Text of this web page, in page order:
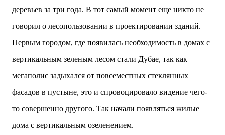
деревьев за три года. В тот самый момент еще никто не
говорил о лесопользовании в проектировании зданий.
Первым городом, где появилась необходимость в домах с
вертикальным зеленым лесом стали Дубае, так как
мегаполис задыхался от повсеместных стеклянных
фасадов в пустыне, это и спровоцировало видение чего-
то совершенно другого. Так начали появляться жилые
дома с вертикальным озеленением.